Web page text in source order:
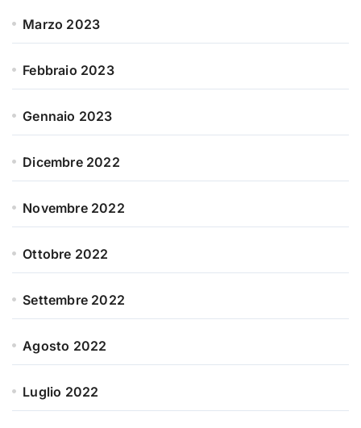
Marzo 2023
Febbraio 2023
Gennaio 2023
Dicembre 2022
Novembre 2022
Ottobre 2022
Settembre 2022
Agosto 2022
Luglio 2022